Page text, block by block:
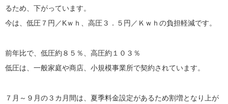
るため、下がっています。
今は、低圧７円／Kｗｈ、高圧３．５円／Ｋｗｈの負担軽減です。
前年比で、低圧約８５％、高圧約１０３％
低圧は、一般家庭や商店、小規模事業所で契約されています。
７月～９月の３カ月間は、夏季料金設定があるため割増となり上が